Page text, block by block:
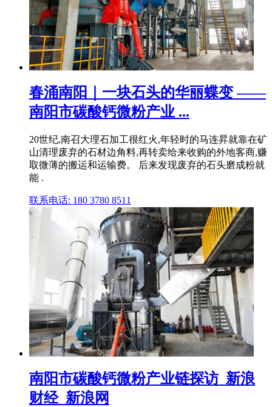
春涌南阳｜一块石头的华丽蝶变 ——
南阳市碳酸钙微粉产业 ...
20世纪,南召大理石加工很红火,年轻时的马连昇就靠在矿
山清理废弃的石材边角料,再转卖给来收购的外地客商,赚
取微薄的搬运和运输费。 后来发现废弃的石头磨成粉就
能 .
联系电话: 180 3780 8511
南阳市碳酸钙微粉产业链探访_新浪
财经_新浪网